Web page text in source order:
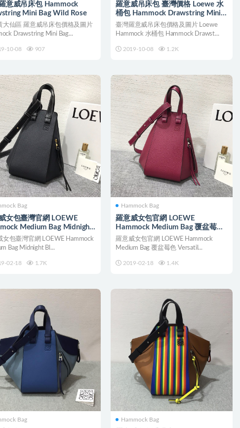
意威吊床包 Hammock
Mini Bag Wild Rose
大仙區 羅意威吊床包價格及圖片
Drawstring Mini Bag...
10-08 907
羅意威吊床包 臺灣價格 Loewe 水
桶包 Hammock Drawstring Mini
Bag
臺灣羅意威吊床包價格及圖片 Loewe
Hammock 水桶包 Hammock Drawst...
2019-10-08 1.2K
Bag
女包臺灣官網 LOEWE
Medium Bag Midnight
女包臺灣官網 LOEWE Hammock
Bag Midnight Bl...
02-18 1.7K
Hammock Bag
羅意威女包官網 LOEWE
Hammock Medium Bag 覆盆莓色
小牛皮
羅意威女包官網 LOEWE Hammock
Medium Bag 覆盆莓色 Versatil...
2019-02-18 1.4K
Bag Hammock Bag